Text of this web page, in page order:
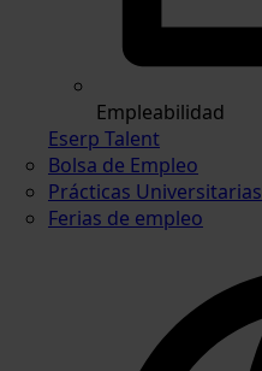
Empleabilidad
Eserp Talent
Bolsa de Empleo
Prácticas Universitarias
Ferias de empleo